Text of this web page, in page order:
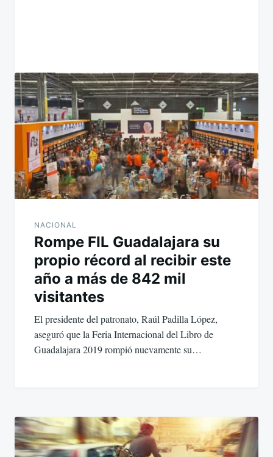
NACIONAL
Rompe FIL Guadalajara su
propio récord al recibir este
año a más de 842 mil
visitantes
El presidente del patronato, Raúl Padilla López,
aseguró que la Feria Internacional del Libro de
Guadalajara 2019 rompió nuevamente su…